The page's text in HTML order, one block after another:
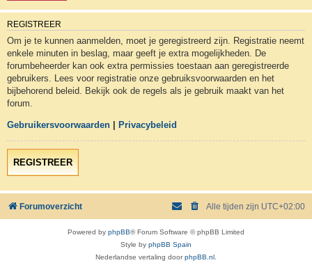
REGISTREER
Om je te kunnen aanmelden, moet je geregistreerd zijn. Registratie neemt
enkele minuten in beslag, maar geeft je extra mogelijkheden. De
forumbeheerder kan ook extra permissies toestaan aan geregistreerde
gebruikers. Lees voor registratie onze gebruiksvoorwaarden en het
bijbehorend beleid. Bekijk ook de regels als je gebruik maakt van het
forum.
Gebruikersvoorwaarden Privacybeleid
REGISTREER
Forumoverzicht Alle tijden zijn UTC+02:00
Powered by phpBB® Forum Software © phpBB Limited
Style by phpBB Spain
Nederlandse vertaling doorphpBB.nl .